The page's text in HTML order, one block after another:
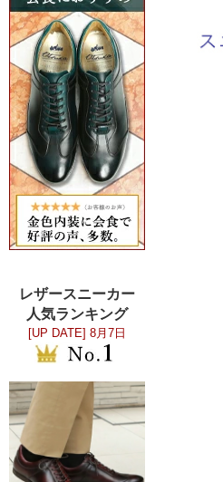
レザースニーカー
人気ランキング
[UP DATE] 8月7日